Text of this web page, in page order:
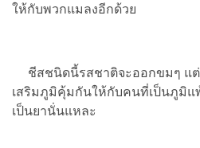
ให้กับพวกแมลงอีกด้วย
ชีสชนิดนี้รสชาติจะออกขมๆ แต่
เสริมภูมิคุ้มกันให้กับคนที่เป็นภูมิแ
เป็นยานั่นแหละ